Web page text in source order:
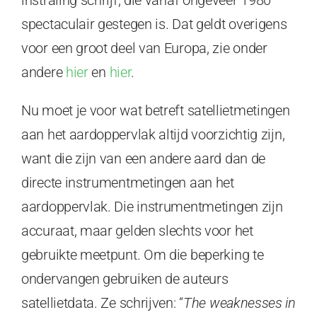
spectaculair gestegen is. Dat geldt overigens
voor een groot deel van Europa, zie onder
andere hieren hier.
Nu moet je voor wat betreft satellietmetingen
aan het aardoppervlak altijd voorzichtig zijn,
want die zijn van een andere aard dan de
directe instrumentmetingen aan het
aardoppervlak. Die instrumentmetingen zijn
accuraat, maar gelden slechts voor het
gebruikte meetpunt. Om die beperking te
ondervangen gebruiken de auteurs
satellietdata. Ze schrijven: “The weaknesses in